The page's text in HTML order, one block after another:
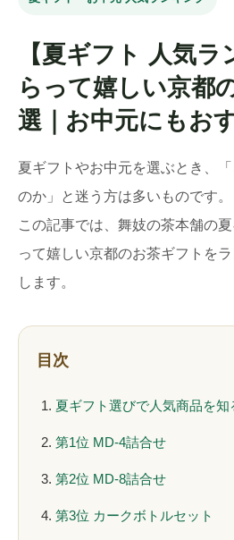
【夏ギフト 人気ラ
らって嬉しい京都
選｜お中元にもお
夏ギフトやお中元を選ぶとき、
のか」と迷う方は多いものです。
この記事では、舞妓の茶本舗の
って嬉しい京都のお茶ギフトを
します。
目次
夏ギフト選びで人気商品を知
第1位 MD-4詰合せ
第2位 MD-8詰合せ
第3位 カークボトルセット